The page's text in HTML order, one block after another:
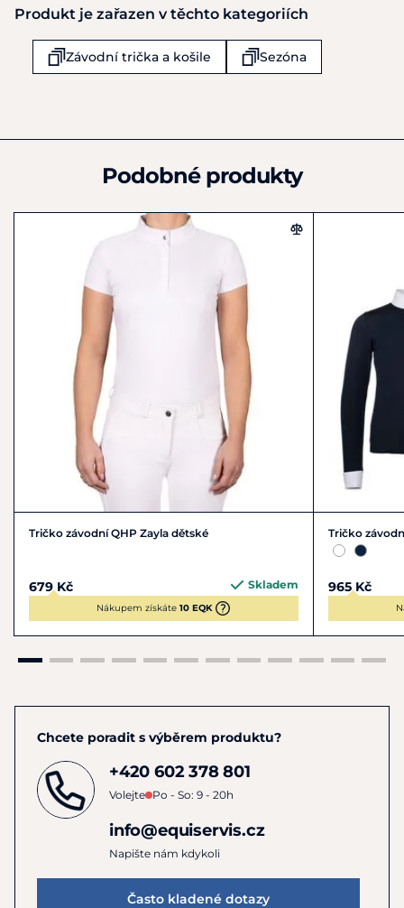
H.E.Jansen int trading
Haarlemstraat 16
Hillegom
info@harryshorse.com
Produkt je zařazen v těchto kategoriích
Závodní trička a košile Sezóna
Podobné produkty
Tričko závodní QHP Zayla dětské
679 Kč Skladem
Nákupem získáte10 EQK
Tričko
965 Kč
Chcete poradit s výběrem produktu?
+420 602 378 801
Volejte Po - So: 9 - 20h
info@equiservis.cz
Napište nám kdykoli
Často kladené dotazy